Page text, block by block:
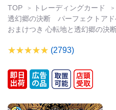
TOP トレーディングカード
透幻郷の決断 パーフェクトア
おまけつき 心転地と透幻郷の決
(2793)